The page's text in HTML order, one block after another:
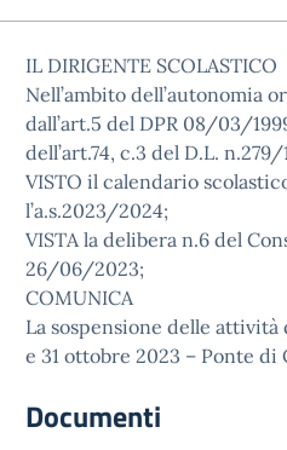
IL DIRIGENTE SCOLASTICO
Nell’ambito dell’autonomia
dall’art.5 del DPR 08/03/
dell’art.74, c.3 del D.L. n.279/
VISTO il calendario
l’a.s.2023/2024;
VISTA la delibera n.6 del
26/06/2023;
COMUNICA
La sospensione delle
e 31 ottobre 2023 – Ponte di
Documenti